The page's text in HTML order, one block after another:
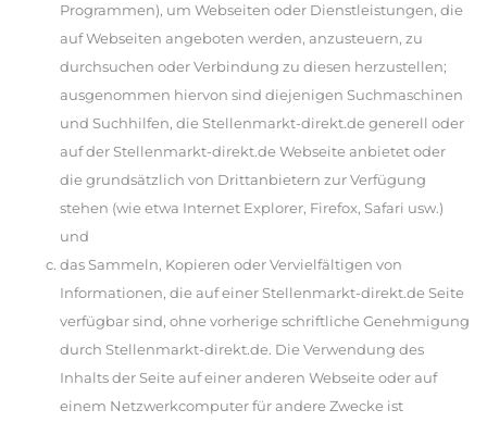
Programmen), um Webseiten oder Dienstleistungen, die
auf Webseiten angeboten werden, anzusteuern, zu
durchsuchen oder Verbindung zu diesen herzustellen;
ausgenommen hiervon sind diejenigen Suchmaschinen
und Suchhilfen, die Stellenmarkt-direkt.de generell oder
auf der Stellenmarkt-direkt.de Webseite anbietet oder
die grundsätzlich von Drittanbietern zur Verfügung
stehen (wie etwa Internet Explorer, Firefox, Safari usw.)
und
das Sammeln, Kopieren oder Vervielfältigen von
Informationen, die auf einer Stellenmarkt-direkt.de Seite
verfügbar sind, ohne vorherige schriftliche Genehmigung
durch Stellenmarkt-direkt.de. Die Verwendung des
Inhalts der Seite auf einer anderen Webseite oder auf
einem Netzwerkcomputer für andere Zwecke ist